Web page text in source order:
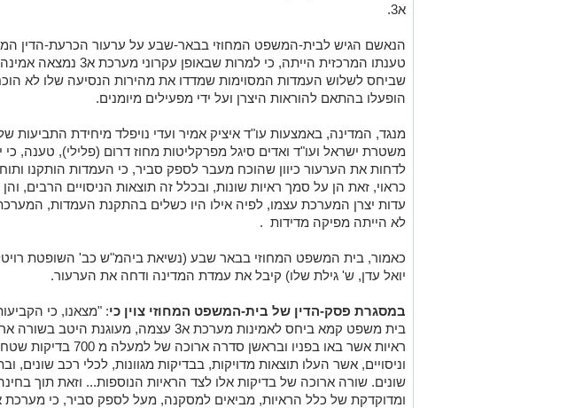
א3 .
הנאשם הגיש לבית-המשפט המחוזי בבאר-שבע על ערעור הכרעת-הדין
טענתו המרכזית הייתה, כי למרות שבאופן עקרוני
שביחס לשלוש העמדות המסוימות שמדדו את מהירות הנסיעה שלו לא
הופעלו בהתאם להוראות היצרן ועל ידי מפעילים מיומנים.
מנגד, המדינה, באמצעות עו"ד איציק אמיר ועדי נויפלד מיחידת התביעות
משטרת ישראל ועו"ד ואדים סיגל מפרקליטות מחוז דרום (פלילי), טענה, כי
לדחות את הערעור כיוון שהוכח מעבר לספק סביר, כי העמדות הותקנו
כראוי, זאת הן על סמך ראיות שונות, ובכלל זה תוצאות הניסויים הרבים,
עדות יצרן המערכת עצמו, לפיה אילו היו כשלים בהתקנת העמדות,
לא הייתה מפיקה מדידות .
כאמור, בית המשפט המחוזי בבאר שבע (נשיאת ביהמ"ש כב' השופטת
יואל עדן, ש' גילת שלו) קיבל את עמדת המדינה ודחה את הערעור.
במסגרת פסק-הדין של בית-המשפט המחוזי צוין כי: "מצאנו, כי
בית משפט קמא ביחס לאמינות מערכת א3 עצמה, מעוגנת היטב
ראיות אשר באו בפניו ובראשן סדרה ארוכה של למעלה מ 700 בדיקות שטח
וניסויים, אשר העלו תוצאות מדויקות, בבדיקות מגוונות, לכלי רכב שונים,
שונים. שורה ארוכה של בדיקות אלו לצד הראיות הנוספות... וזאת תוך